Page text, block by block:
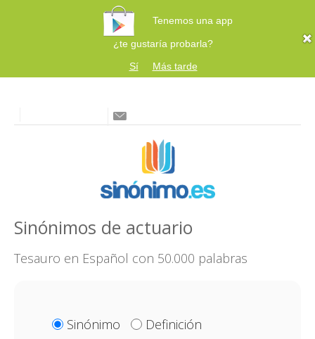
Tenemos una app
¿te gustaría probarla?
Sí
Más tarde
Sinónimos de actuario
Tesauro en Español con 50.000 palabras
Sinónimo
Definición